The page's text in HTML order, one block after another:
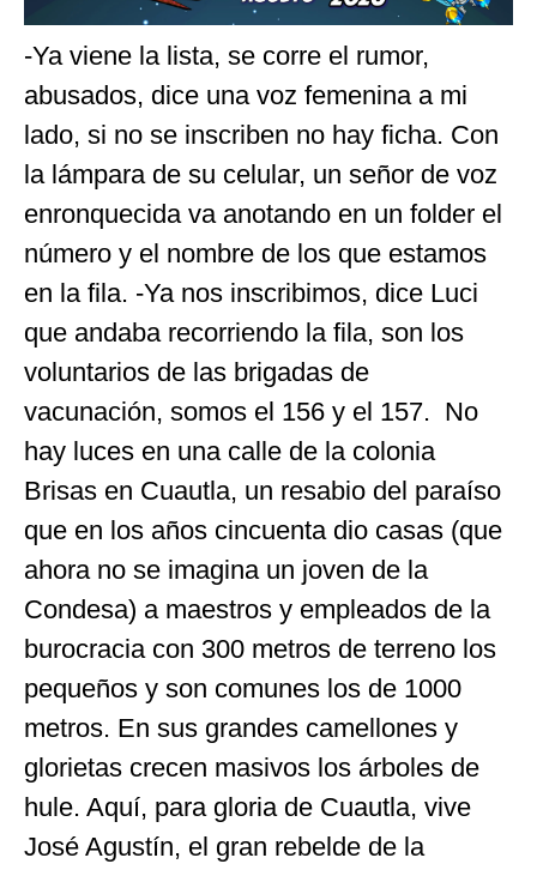
-Ya viene la lista, se corre el rumor,
abusados, dice una voz femenina a mi
lado, si no se inscriben no hay ficha. Con
la lámpara de su celular, un señor de voz
enronquecida va anotando en un folder el
número y el nombre de los que estamos
en la fila. -Ya nos inscribimos, dice Luci
que andaba recorriendo la fila, son los
voluntarios de las brigadas de
vacunación, somos el 156 y el 157. No
hay luces en una calle de la colonia
Brisas en Cuautla, un resabio del paraíso
que en los años cincuenta dio casas (que
ahora no se imagina un joven de la
Condesa) a maestros y empleados de la
burocracia con 300 metros de terreno los
pequeños y son comunes los de 1000
metros. En sus grandes camellones y
glorietas crecen masivos los árboles de
hule. Aquí, para gloria de Cuautla, vive
José Agustín, el gran rebelde de la